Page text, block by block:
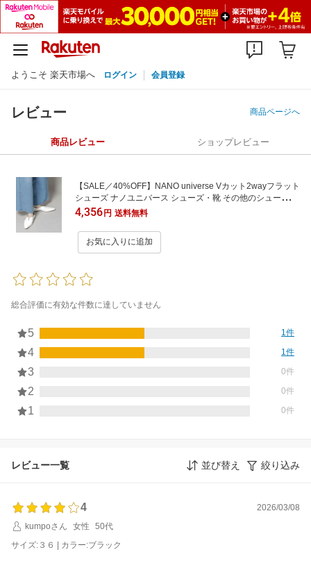
ようこそ 楽天市場へ ログイン 会員登録
レビュー 商品ページへ
商品レビュー ショップレビュー
【SALE／40%OFF】NANO universe Vカット2wayフラット
シューズ ナノユニバース シューズ・靴 その他のシューズ・
靴 ホワイト ブラック【送料無料】
4,356円 送料無料
お気に入りに追加
総合評価に有効な件数に達していません
5 1件
4 1件
3 0件
2 0件
1 0件
レビュー一覧 並び替え 絞り込み
4
2026/03/08
kumpoさん
女性
50代
サイズ:３６ | カラー:ブラック